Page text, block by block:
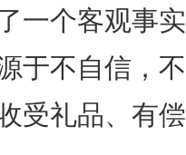
一个客观事
于不自信，
受礼品、有